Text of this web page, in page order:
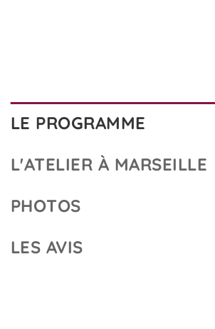
LE PROGRAMME
L'ATELIER À MARSEILLE
PHOTOS
LES AVIS